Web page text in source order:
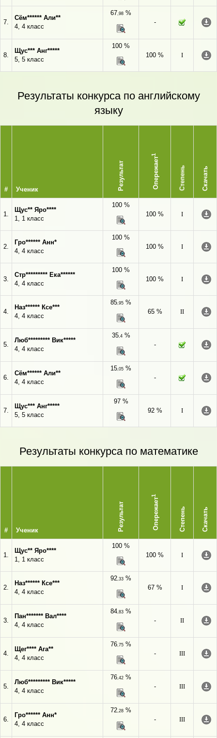
7.
Сём****** Али**
4, 4 класс
67,98 %
-
8.
Щус*** Анг*****
5, 5 класс
100 %
100 %
I
Результаты конкурса по английскому
языку
# Ученик Результат Опережает
1
Степень Скачать
1.
Щус** Яро****
1, 1 класс
100 %
100 %
I
2.
Гро****** Анн*
4, 4 класс
100 %
100 %
I
3.
Стр********* Ека******
4, 4 класс
100 %
100 %
I
4.
Наз****** Ксе***
4, 4 класс
85,95 %
65 %
II
5.
Люб********* Вик*****
4, 4 класс
35,4%
-
6.
Сём****** Али**
4, 4 класс
15,05 %
-
7.
Щус*** Анг*****
5, 5 класс
97 %
92 %
I
Результаты конкурса по математике
# Ученик Результат Опережает
1
Степень Скачать
1.
Щус** Яро****
1, 1 класс
100 %
100 %
I
2.
Наз****** Ксе***
4, 4 класс
92,33 %
67 %
I
3.
Пан******* Вал****
4, 4 класс
84,83 %
-
II
4.
Щег**** Ага**
4, 4 класс
76,75 %
-
III
5.
Люб********* Вик*****
4, 4 класс
76,42 %
-
III
6.
Гро****** Анн*
4, 4 класс
72,28 %
-
III